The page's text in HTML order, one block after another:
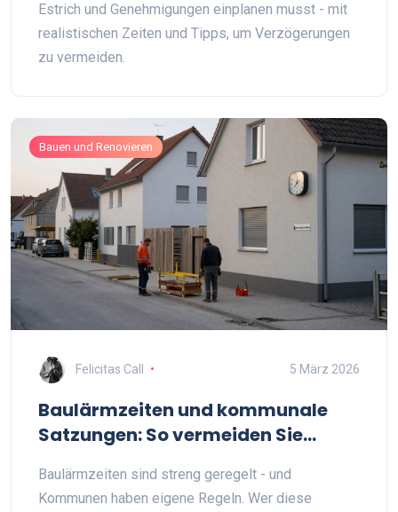
Estrich und Genehmigungen einplanen musst - mit
realistischen Zeiten und Tipps, um Verzögerungen
zu vermeiden.
Bauen und Renovieren
Felicitas Call 5 März 2026
Baulärmzeiten und kommunale
Satzungen: So vermeiden Sie
Baulärmzeiten sind streng geregelt - und
Kommunen haben eigene Regeln. Wer diese